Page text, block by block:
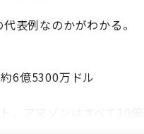
表例なのかがわかる。
6億5300万ドル